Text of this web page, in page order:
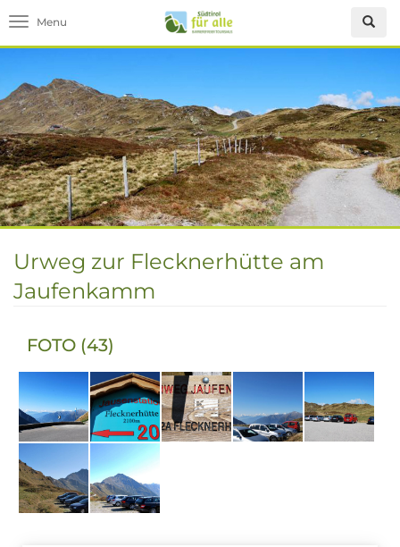
Toggle navigation
Urweg zur Flecknerhütte am
Jaufenkamm
FOTO (43)